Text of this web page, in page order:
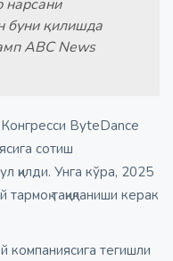
нарсани
буни қилишда
ABC News
ByteDance
сотиш
қилди. Унга кўра, 2025
тақиқланиши керак
компаниясига тегишли